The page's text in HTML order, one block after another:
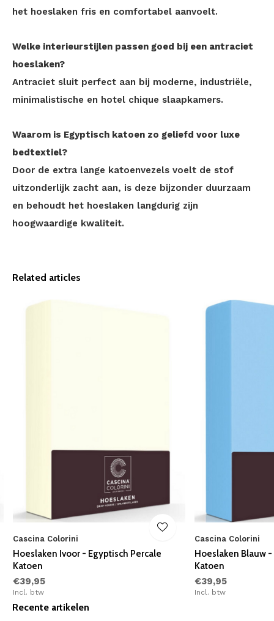
het hoeslaken fris en comfortabel aanvoelt.
Welke interieurstijlen passen goed bij een antraciet
hoeslaken?
Antraciet sluit perfect aan bij moderne, industriële,
minimalistische en hotel chique slaapkamers.
Waarom is Egyptisch katoen zo geliefd voor luxe
bedtextiel?
Door de extra lange katoenvezels voelt de stof
uitzonderlijk zacht aan, is deze bijzonder duurzaam
en behoudt het hoeslaken langdurig zijn
hoogwaardige kwaliteit.
Related articles
Cascina Colorini
Hoeslaken Ivoor - Egyptisch Percale
Katoen
€39,95
Incl. btw
Cascina Colorini
Hoeslaken Blauw
Katoen
€39,95
Incl. btw
Recente artikelen